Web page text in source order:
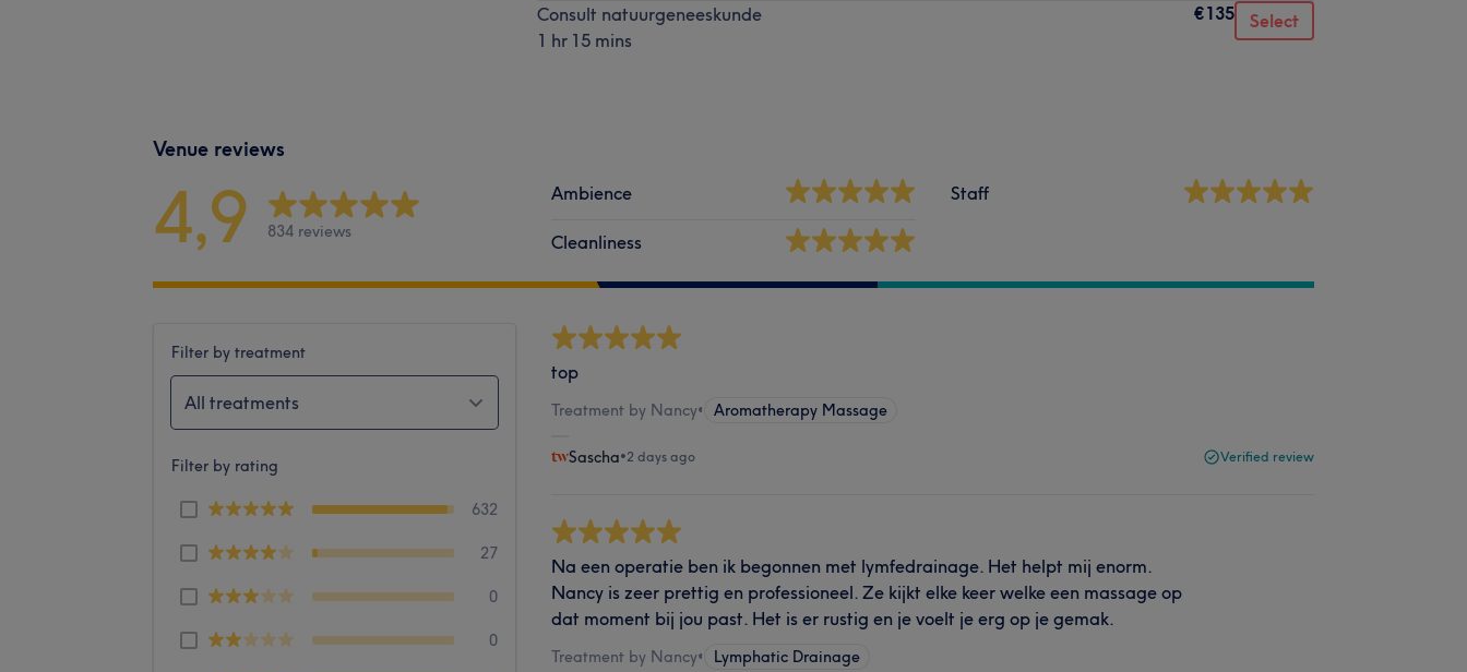
Consult natuurgeneeskunde
1 hr 15 mins
€135 Select
Venue reviews
4,9 834 reviews
Ambience
Cleanliness
Staff
Filter by treatment
All treatments
Filter by rating
632
27
0
0
top
Treatment by Nancy• Aromatherapy Massage
Sascha•2 days ago Verified review
Na een operatie ben ik begonnen met lymfedrainage. Het helpt mij enorm.
Nancy is zeer prettig en professioneel. Ze kijkt elke keer welke een massage op
dat moment bij jou past. Het is er rustig en je voelt je erg op je gemak.
Treatment by Nancy• Lymphatic Drainage